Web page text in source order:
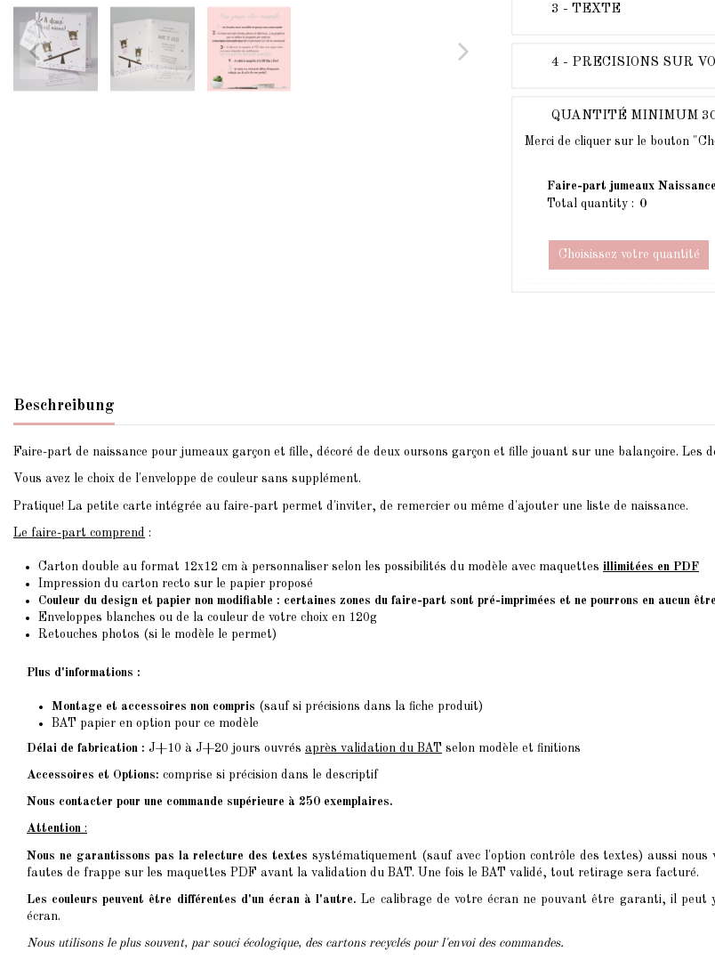
3 - TEXTE
4 - PRECISIONS SUR
QUANTITÉ MINIMUM
Merci de cliquer sur le bouton
Faire-part jumeaux
Total quantity :
Choisissez votre quantité
Beschreibung
Faire-part de naissance pour jumeaux garçon et fille, décoré de deux oursons garçon et fille jouant sur une balançoire. Les
Vous avez le choix de l'enveloppe de couleur sans supplément.
Pratique! La petite carte intégrée au faire-part permet d'inviter, de remercier ou même d'ajouter une liste de naissance.
Le faire-part comprend :
Carton double au format 12x12 cm à personnaliser selon les possibilités du modèle avec maquettes illimitées en PDF
Impression du carton recto sur le papier proposé
Couleur du design et papier non modifiable : certaines zones du faire-part sont pré-imprimées et ne pourrons en aucun
Enveloppes blanches ou de la couleur de votre choix en 120g
Retouches photos (si le modèle le permet)
Plus d'informations :
Montage et accessoires non compris (sauf si précisions dans la fiche produit)
BAT papier en option pour ce modèle
Délai de fabrication : J+10 à J+20 jours ouvrés après validation du BAT selon modèle et finitions
Accessoires et Options: comprise si précision dans le descriptif
Nous contacter pour une commande supérieure à 250 exemplaires.
Attention :
Nous ne garantissons pas la relecture des textes systématiquement (sauf avec l'option contrôle des textes) aussi
fautes de frappe sur les maquettes PDF avant la validation du BAT. Une fois le BAT validé, tout retirage sera facturé.
Les couleurs peuvent être différentes d'un écran à l'autre. Le calibrage de votre écran ne pouvant être garanti, il
écran.
Nous utilisons le plus souvent, par souci écologique, des cartons recyclés pour l'envoi des commandes.